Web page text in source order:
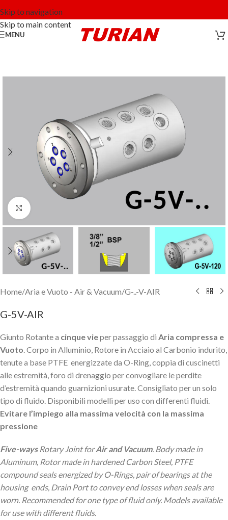
Skip to navigation
Skip to main content
MENU
Click to enlarge
Home/Aria e Vuoto - Air & Vacuum/G-..-V-AIR
G-5V-AIR
Giunto Rotante a cinque vieper passaggio di Aria compressa e
Vuoto. Corpo in Alluminio, Rotore in Acciaio al Carbonio indurito,
tenute a base PTFE energizzate da O-Ring, coppia di cuscinetti
alle estremità, foro di drenaggio per convogliare le perdite
d’estremità quando guarnizioni usurate. Consigliato per un solo
tipo di fluido. Disponibili modelli per uso con differenti fluidi.
Evitare l’impiego alla massima velocità con la massima
pressione
Five-waysRotary Joint forAir and Vacuum. Body made in
Aluminum, Rotor made in hardened Carbon Steel, PTFE
compound seals energized by O-Rings, pair of bearings at the
housing ends, Drain Port to convey end losses when seals are
worn. Recommended for one type of fluid only. Models available
for use with different fluids.